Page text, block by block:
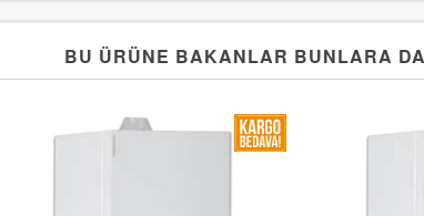
BU ÜRÜNE BAKANLAR BUNLARA